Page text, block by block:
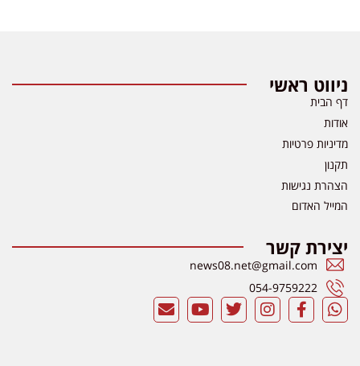
ניווט ראשי
דף הבית
אודות
מדיניות פרטיות
תקנון
הצהרת נגישות
המייל האדום
יצירת קשר
news08.net@gmail.com
054-9759222